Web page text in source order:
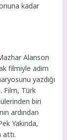
kadar
Alanson
filmiyle adım
yazdığı
Film, Türk
biri
ardından
Yakında,
attı.